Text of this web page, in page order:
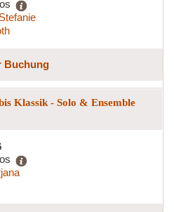
Buchung
Klassik - Solo & Ensemble